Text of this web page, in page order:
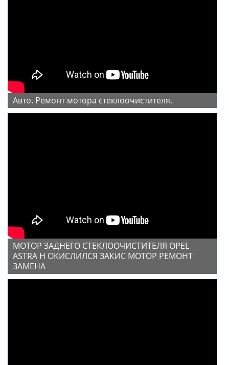
Авто. Ремонт мотора стеклоочистителя.
МОТОР ЗАДНЕГО СТЕКЛООЧИСТИТЕЛЯ OPEL
ASTRA H ОКИСЛИЛСЯ ЗАКИС МОТОР РЕМОНТ
ЗАМЕНА